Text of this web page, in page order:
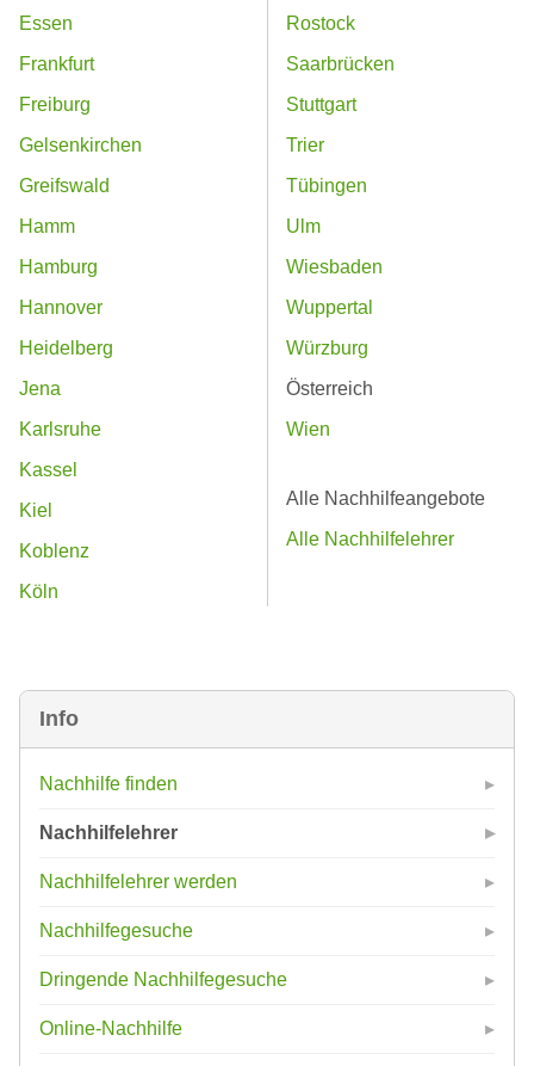
Info
Nachhilfe finden
Nachhilfelehrer
Nachhilfelehrer werden
Nachhilfegesuche
Dringende Nachhilfegesuche
Online-Nachhilfe
Essen
Frankfurt
Freiburg
Gelsenkirchen
Greifswald
Hamm
Hamburg
Hannover
Heidelberg
Jena
Karlsruhe
Kassel
Kiel
Koblenz
Köln
Rostock
Saarbrücken
Stuttgart
Trier
Tübingen
Ulm
Wiesbaden
Wuppertal
Würzburg
Österreich
Wien
Alle Nachhilfeangebote
Alle Nachhilfelehrer